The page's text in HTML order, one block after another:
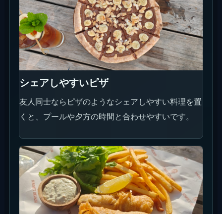
シェアしやすいピザ
友人同士ならピザのようなシェアしやすい料理を置
くと、プールや夕方の時間と合わせやすいです。